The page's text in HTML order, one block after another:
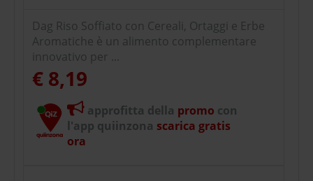
Dag Riso Soffiato con Cereali, Ortaggi e Erbe
Aromatiche è un alimento complementare
innovativo per ...
€ 8,19
approfitta della promo con
l'app quiinzona scarica gratis
ora